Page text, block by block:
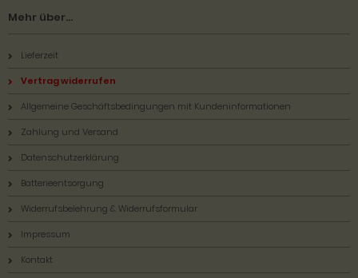
Mehr über...
Lieferzeit
Vertrag widerrufen
Allgemeine Geschäftsbedingungen mit Kundeninformationen
Zahlung und Versand
Datenschutzerklärung
Batterieentsorgung
Widerrufsbelehrung & Widerrufsformular
Impressum
Kontakt